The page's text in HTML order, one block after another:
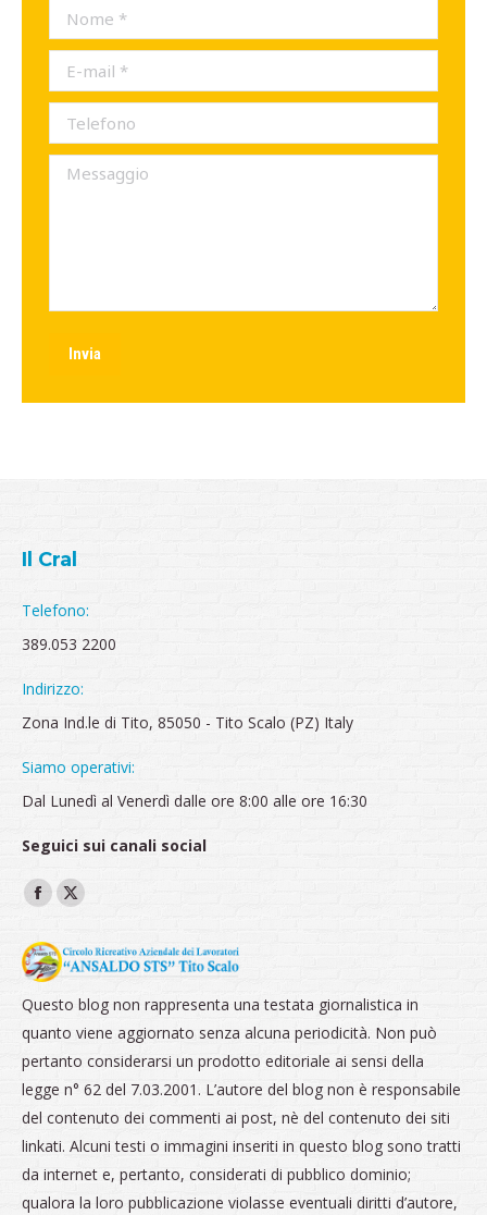
Nome *
E-mail *
Telefono
Messaggio
Invia
Il Cral
Telefono:
389.053 2200
Indirizzo:
Zona Ind.le di Tito, 85050 - Tito Scalo (PZ) Italy
Siamo operativi:
Dal Lunedì al Venerdì dalle ore 8:00 alle ore 16:30
Seguici sui canali social
Ci puoi trovare su:
Facebook
opens
X
opens
Questo blog non rappresenta una testata giornalistica in
quanto viene aggiornato senza alcuna periodicità. Non può
pertanto considerarsi un prodotto editoriale ai sensi della
legge n° 62 del 7.03.2001. L’autore del blog non è responsabile
del contenuto dei commenti ai post, nè del contenuto dei siti
linkati. Alcuni testi o immagini inseriti in questo blog sono tratti
da internet e, pertanto, considerati di pubblico dominio;
qualora la loro pubblicazione violasse eventuali diritti d’autore,